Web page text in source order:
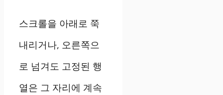
스크롤을 아래로 쭉
내리거나, 오른쪽으
로 넘겨도 고정된 행
열은 그 자리에 계속